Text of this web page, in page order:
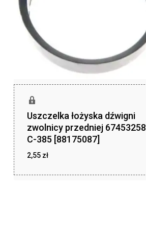
Uszczelka łożyska dźwigni
zwolnicy przedniej 67453258
C-385 [88175087]
2,55 zł